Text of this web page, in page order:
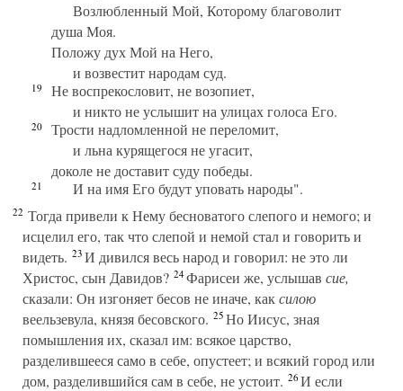
Возлюбленный Мой, Которому благоволит
душа Моя.
Положу дух Мой на Него,
и возвестит народам суд.
19
Не воспрекословит, не возопиет,
и никто не услышит на улицах голоса Его.
20
Трости надломленной не переломит,
и льна курящегося не угасит,
доколе не доставит суду победы.
21 И на имя Его будут уповать народы".
22 Тогда привели к Нему бесноватого слепого и немого; и
исцелил его, так что слепой и немой стал и говорить и
видеть. 23И дивился весь народ и говорил: не это ли
Христос, сын Давидов? 24Фарисеи же, услышав сие,
сказали: Он изгоняет бесов не иначе, каксилою
веельзевула, князя бесовского. 25Но Иисус, зная
помышления их, сказал им: всякое царство,
разделившееся само в себе, опустеет; и всякий город или
дом, разделившийся сам в себе, не устоит. 26И если